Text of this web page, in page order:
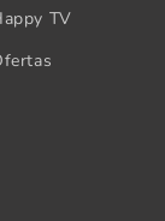
TV